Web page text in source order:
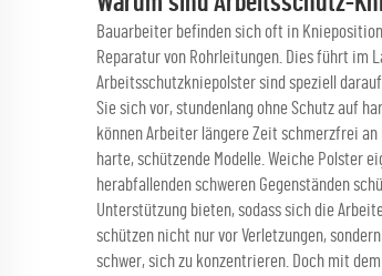
Bauarbeiter befinden sich oft in
Reparatur von Rohrleitungen. Dies führt im
Arbeitsschutzkniepolster sind speziell
Sie sich vor, stundenlang ohne Schutz auf
können Arbeiter längere Zeit schmerzfrei
harte, schützende Modelle. Weiche Polster
herabfallenden schweren Gegenständen
Unterstützung bieten, sodass sich die
schützen nicht nur vor Verletzungen,
schwer, sich zu konzentrieren. Doch mit